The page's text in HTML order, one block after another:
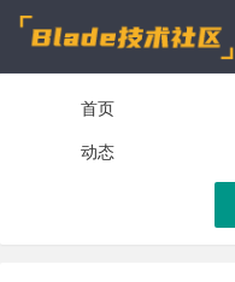
首页
动态